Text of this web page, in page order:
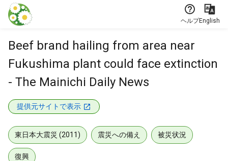
本文に飛ぶ
ヘルプEnglish
Beef brand hailing from area near
Fukushima plant could face extinction
- The Mainichi Daily News
提供元サイトで表示
東日本大震災 (2011) 震災への備え 被災状況
復興